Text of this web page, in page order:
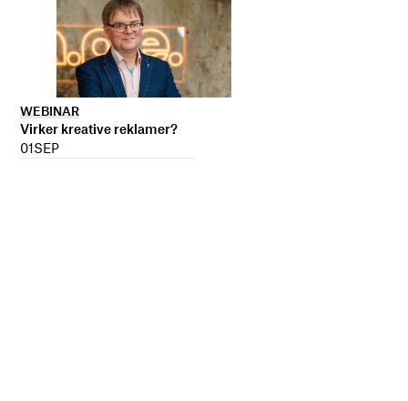
WEBINAR
Virker kreative reklamer?
01SEP